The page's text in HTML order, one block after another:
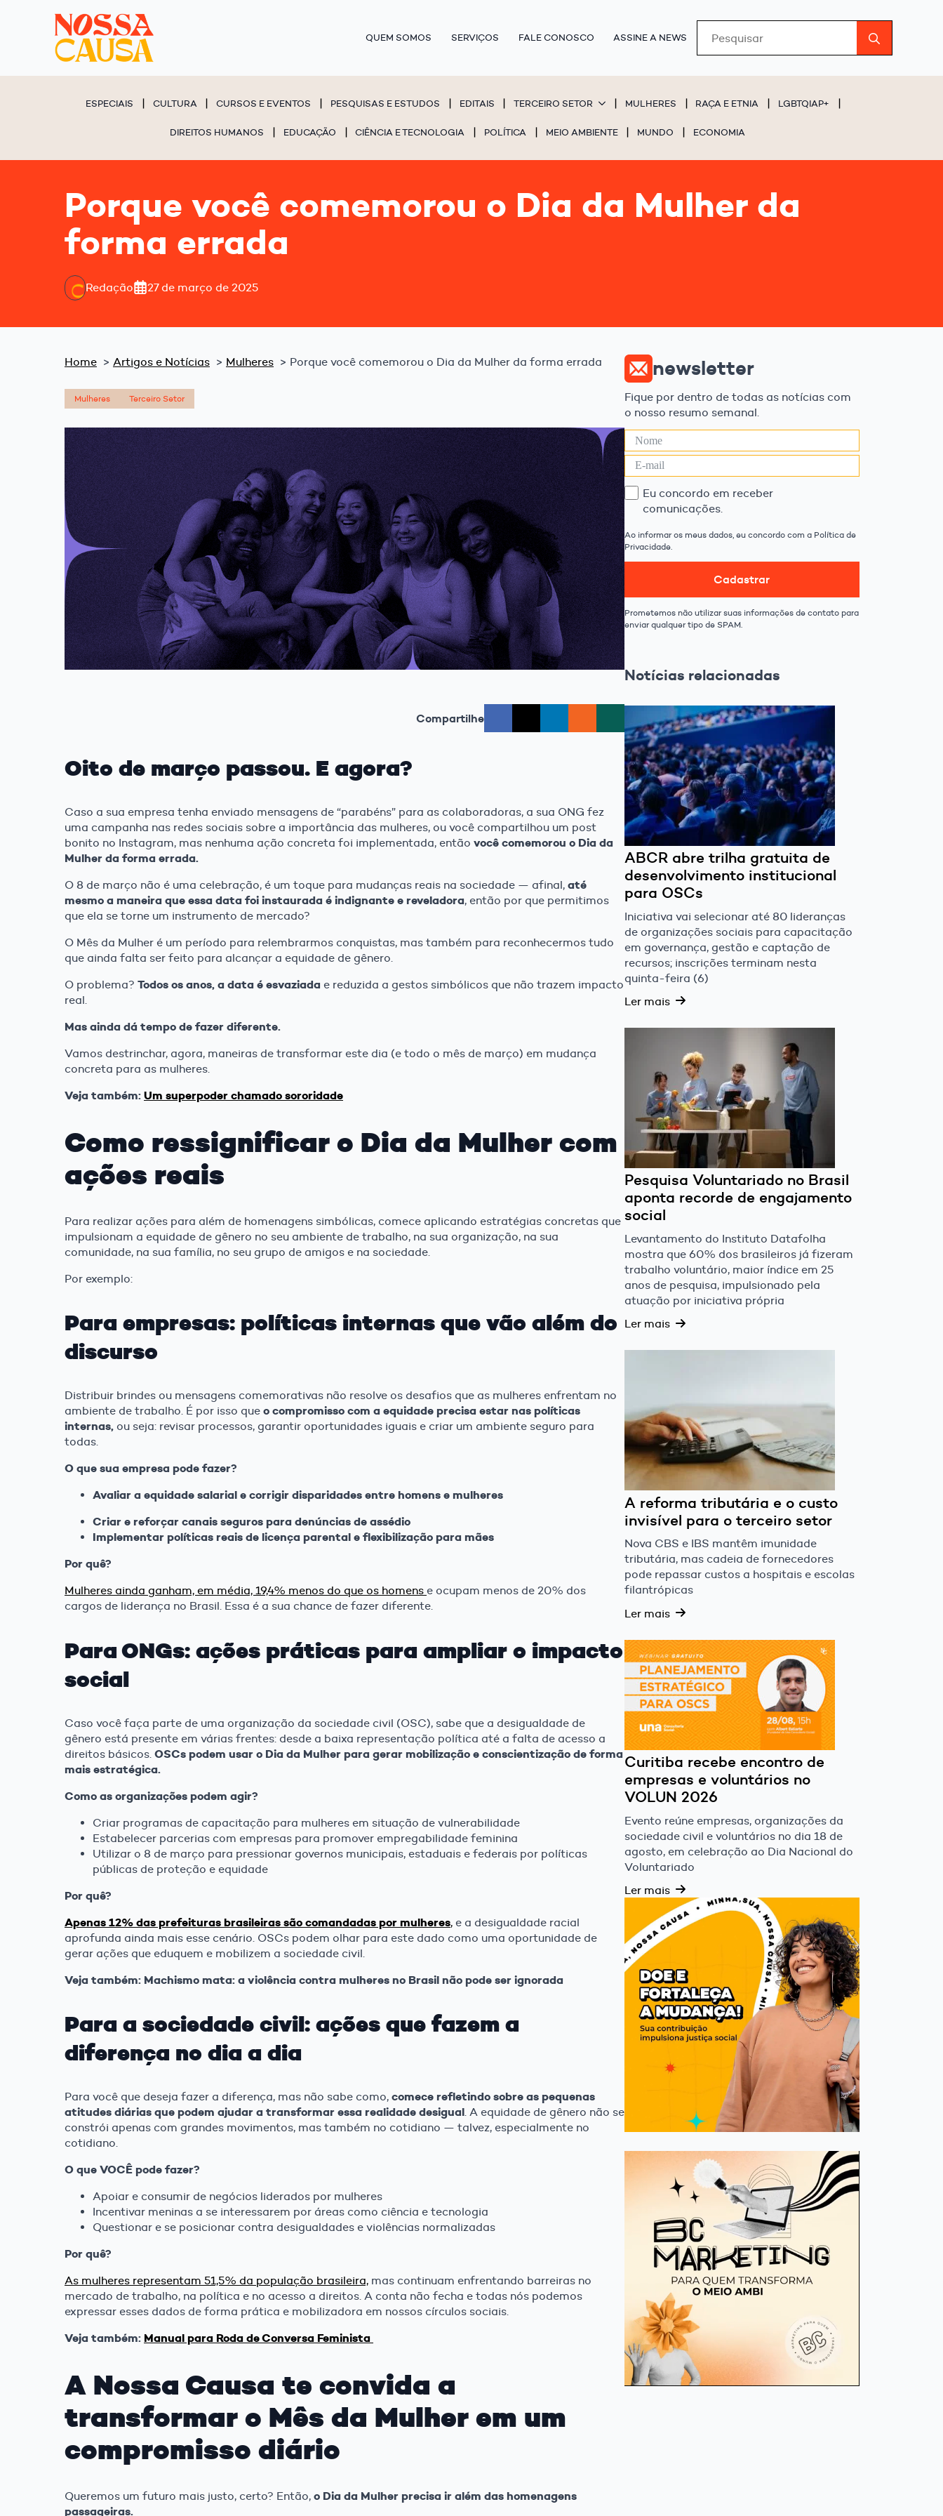
QUEM SOMOS SERVIÇOS FALE CONOSCO ASSINE A NEWS
ESPECIAIS CULTURA CURSOS E EVENTOS PESQUISAS E ESTUDOS EDITAIS TERCEIRO SETOR MULHERES RAÇA E ETNIA LGBTQIAP+
DIREITOS HUMANOS EDUCAÇÃO CIÊNCIA E TECNOLOGIA POLÍTICA MEIO AMBIENTE MUNDO ECONOMIA
Porque você comemorou o Dia da Mulher da
forma errada
Redação 27 de março de 2025
Home Artigos e Notícias Mulheres Porque você comemorou o Dia da Mulher da forma errada
Mulheres Terceiro Setor
Compartilhe
Oito de março passou. E agora?
Caso a sua empresa tenha enviado mensagens de “parabéns” para as colaboradoras, a sua ONG fez
uma campanha nas redes sociais sobre a importância das mulheres, ou você compartilhou um post
bonito no Instagram, mas nenhuma ação concreta foi implementada, então você comemorou o Dia da
Mulher da forma errada.
O 8 de março não é uma celebração, é um toque para mudanças reais na sociedade — afinal, até
mesmo a maneira que essa data foi instaurada é indignante e reveladora, então por que permitimos
que ela se torne um instrumento de mercado?
O Mês da Mulher é um período para relembrarmos conquistas, mas também para reconhecermos tudo
que ainda falta ser feito para alcançar a equidade de gênero.
O problema? Todos os anos, a data é esvaziada e reduzida a gestos simbólicos que não trazem impacto
real.
Mas ainda dá tempo de fazer diferente.
Vamos destrinchar, agora, maneiras de transformar este dia (e todo o mês de março) em mudança
concreta para as mulheres.
Veja também:Um superpoder chamado sororidade
Como ressignificar o Dia da Mulher com
ações reais
Para realizar ações para além de homenagens simbólicas, comece aplicando estratégias concretas que
impulsionam a equidade de gênero no seu ambiente de trabalho, na sua organização, na sua
comunidade, na sua família, no seu grupo de amigos e na sociedade.
Por exemplo:
Para empresas: políticas internas que vão além do
discurso
Distribuir brindes ou mensagens comemorativas não resolve os desafios que as mulheres enfrentam no
ambiente de trabalho. É por isso que o compromisso com a equidade precisa estar nas políticas
internas, ou seja: revisar processos, garantir oportunidades iguais e criar um ambiente seguro para
todas.
O que sua empresa pode fazer?
Avaliar a equidade salarial e corrigir disparidades entre homens e mulheres
Criar e reforçar canais seguros para denúncias de assédio
Implementar políticas reais de licença parental e flexibilização para mães
Por quê?
Mulheres ainda ganham, em média, 19,4% menos do que os homens e ocupam menos de 20% dos
cargos de liderança no Brasil. Essa é a sua chance de fazer diferente.
Para ONGs: ações práticas para ampliar o impacto
social
Caso você faça parte de uma organização da sociedade civil (OSC), sabe que a desigualdade de
gênero está presente em várias frentes: desde a baixa representação política até a falta de acesso a
direitos básicos. OSCs podem usar o Dia da Mulher para gerar mobilização e conscientização de forma
mais estratégica.
Como as organizações podem agir?
Criar programas de capacitação para mulheres em situação de vulnerabilidade
Estabelecer parcerias com empresas para promover empregabilidade feminina
Utilizar o 8 de março para pressionar governos municipais, estaduais e federais por políticas
públicas de proteção e equidade
Por quê?
Apenas 12% das prefeituras brasileiras são comandadas por mulheres, e a desigualdade racial
aprofunda ainda mais esse cenário. OSCs podem olhar para este dado como uma oportunidade de
gerar ações que eduquem e mobilizem a sociedade civil.
Veja também: Machismo mata: a violência contra mulheres no Brasil não pode ser ignorada
Para a sociedade civil: ações que fazem a
diferença no dia a dia
Para você que deseja fazer a diferença, mas não sabe como, comece refletindo sobre as pequenas
atitudes diárias que podem ajudar a transformar essa realidade desigual. A equidade de gênero não se
constrói apenas com grandes movimentos, mas também no cotidiano — talvez, especialmente no
cotidiano.
O que VOCÊ pode fazer?
Apoiar e consumir de negócios liderados por mulheres
Incentivar meninas a se interessarem por áreas como ciência e tecnologia
Questionar e se posicionar contra desigualdades e violências normalizadas
Por quê?
As mulheres representam 51,5% da população brasileira, mas continuam enfrentando barreiras no
mercado de trabalho, na política e no acesso a direitos. A conta não fecha e todas nós podemos
expressar esses dados de forma prática e mobilizadora em nossos círculos sociais.
Veja também: Manual para Roda de Conversa Feminista
A Nossa Causa te convida a
transformar o Mês da Mulher em um
compromisso diário
Queremos um futuro mais justo, certo? Então, o Dia da Mulher precisa ir além das homenagens
passageiras.
newsletter
Fique por dentro de todas as notícias com
o nosso resumo semanal.
Eu concordo em receber
comunicações.
Ao informar os meus dados, eu concordo com a Política de
Privacidade.
Cadastrar
Prometemos não utilizar suas informações de contato para
enviar qualquer tipo de SPAM.
Notícias relacionadas
ABCR abre trilha gratuita de
desenvolvimento institucional
para OSCs
Iniciativa vai selecionar até 80 lideranças
de organizações sociais para capacitação
em governança, gestão e captação de
recursos; inscrições terminam nesta
quinta-feira (6)
Ler mais
Pesquisa Voluntariado no Brasil
aponta recorde de engajamento
social
Levantamento do Instituto Datafolha
mostra que 60% dos brasileiros já fizeram
trabalho voluntário, maior índice em 25
anos de pesquisa, impulsionado pela
atuação por iniciativa própria
Ler mais
A reforma tributária e o custo
invisível para o terceiro setor
Nova CBS e IBS mantêm imunidade
tributária, mas cadeia de fornecedores
pode repassar custos a hospitais e escolas
filantrópicas
Ler mais
Curitiba recebe encontro de
empresas e voluntários no
VOLUN 2026
Evento reúne empresas, organizações da
sociedade civil e voluntários no dia 18 de
agosto, em celebração ao Dia Nacional do
Voluntariado
Ler mais